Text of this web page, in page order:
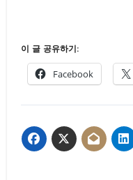
이 글 공유하기:
Facebook